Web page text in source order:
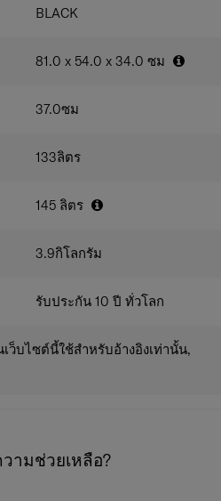
ด้านล่างBLACK
81.0 x 54.0 x 34.0 ซม
37.0ซม
133ลิตร
145 ลิตร
3.9กิโลกรัม
รับประกัน 10 ปี ทั่วโลก
ว็บไซต์นี้ใช้สำหรับอ้างอิงเท่านั้น,
ามช่วยเหลือ?